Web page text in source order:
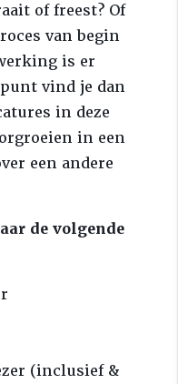
of freest? Of
van begin
is er
vind je dan
in deze
in een
een andere
de volgende
(inclusief &